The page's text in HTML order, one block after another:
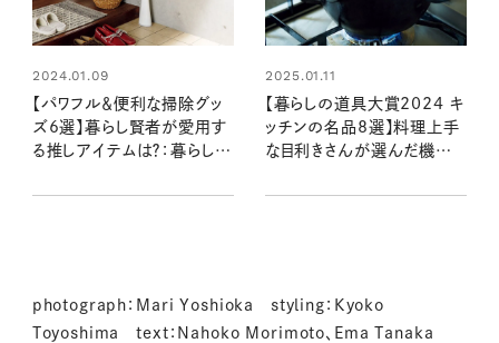
2024.01.09
【パワフル＆便利な掃除グッ
ズ6選】暮らし賢者が愛用す
る推しアイテムは？：暮らしの
2025.01.11
【暮らしの道具大賞2024 キ
ッチンの名品8選】料理上手
な目利きさんが選んだ機能
photograph：Mari Yoshioka styling：Kyoko
Toyoshima text：Nahoko Morimoto、Ema Tanaka